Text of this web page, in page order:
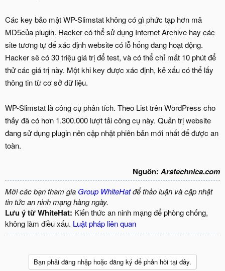
Các key bảo mật WP-Slimstat không có gì phức tạp hơn mã
MD5của plugin. Hacker có thể sử dụng Internet Archive hay các
site tương tự để xác định website có lỗ hổng đang hoạt động.
Hacker sẽ có 30 triệu giá trị để test, và có thể chỉ mất 10 phút để
thử các giá trị này. Một khi key được xác định, kẻ xấu có thể lấy
thông tin từ cơ sở dữ liệu.
WP-Slimstat là công cụ phân tích. Theo List trên WordPress cho
thấy đã có hơn 1.300.000 lượt tải công cụ này. Quản trị website
đang sử dụng plugin nên cập nhật phiên bản mới nhất để được an
toàn.
Nguồn: Arstechnica.com
Mời các bạn tham gia Group WhiteHatđể thảo luận và cập nhật
tin tức an ninh mạng hàng ngày.
Lưu ý từ WhiteHat: Kiến thức an ninh mạng để phòng chống,
không làm điều xấu. Luật pháp liên quan
Bạn phải đăng nhập hoặc đăng ký để phản hồi tại đây.